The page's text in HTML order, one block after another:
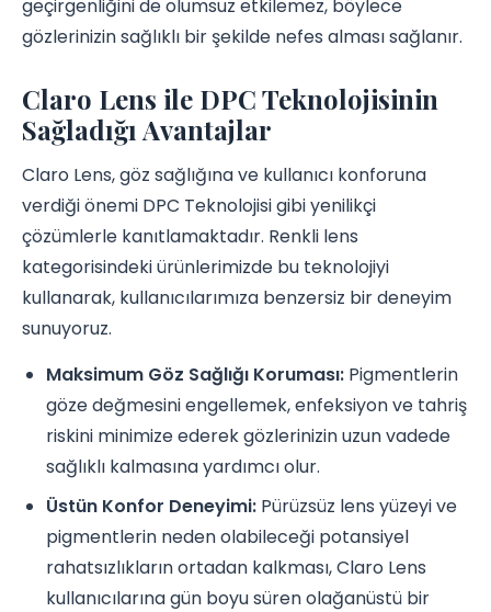
geçirgenliğini de olumsuz etkilemez, böylece
gözlerinizin sağlıklı bir şekilde nefes alması sağlanır.
Claro Lens ile DPC Teknolojisinin
Sağladığı Avantajlar
Claro Lens, göz sağlığına ve kullanıcı konforuna
verdiği önemi DPC Teknolojisi gibi yenilikçi
çözümlerle kanıtlamaktadır. Renkli lens
kategorisindeki ürünlerimizde bu teknolojiyi
kullanarak, kullanıcılarımıza benzersiz bir deneyim
sunuyoruz.
Maksimum Göz Sağlığı Koruması: Pigmentlerin
göze değmesini engellemek, enfeksiyon ve tahriş
riskini minimize ederek gözlerinizin uzun vadede
sağlıklı kalmasına yardımcı olur.
Üstün Konfor Deneyimi: Pürüzsüz lens yüzeyi ve
pigmentlerin neden olabileceği potansiyel
rahatsızlıkların ortadan kalkması, Claro Lens
kullanıcılarına gün boyu süren olağanüstü bir